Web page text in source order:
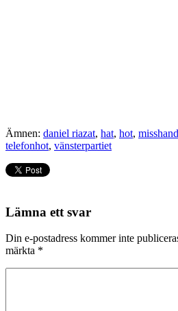
Ämnen: daniel riazat, hat, hot,
telefonhot, vänsterpartiet
Lämna ett svar
Din e-postadress kommer inte
märkta *